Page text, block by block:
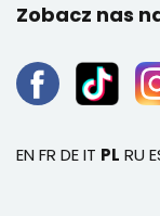
Zobacz nas
EN FR DEIT PL RU